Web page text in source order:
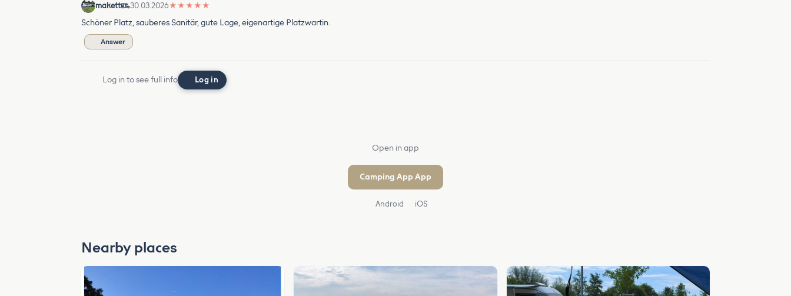
makett 30.03.2026★ ★ ★ ★ ★
Schöner Platz, sauberes Sanitär, gute Lage, eigenartige Platzwartin.
Answer
Log in to see full info Log in
Open in app
Camping App App
Android iOS
Nearby places